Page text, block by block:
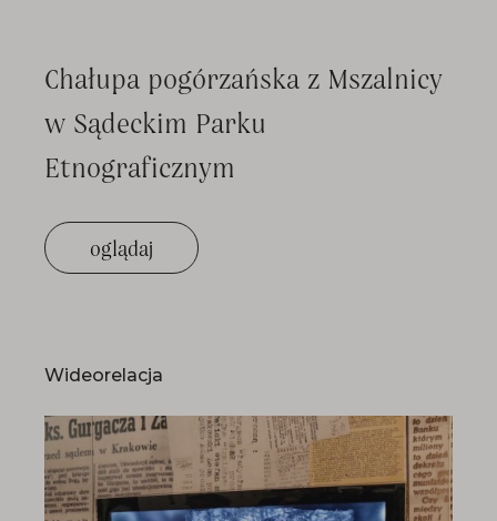
Chałupa pogórzańska z Mszalnicy
w Sądeckim Parku
Etnograficznym
oglądaj
Wideorelacja